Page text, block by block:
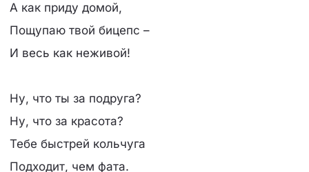
А как приду домой,
Пощупаю твой бицепс –
И весь как неживой!
Ну, что ты за подруга?
Ну, что за красота?
Тебе быстpей кольчуга
Подходит, чем фата.